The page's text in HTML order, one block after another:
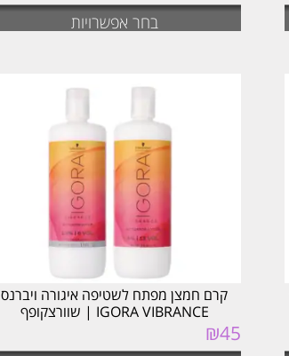
בחר אפשרויות
קרם חמצן מפתח לשטיפה איגורה ויברנס
IGORA VIBRANCE | שוורצקופף
₪45